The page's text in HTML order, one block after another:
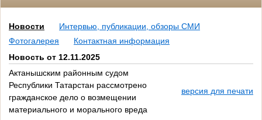
Новости
Интервью, публикации, обзоры СМИ
Фотогалерея
Контактная информация
Новость от 12.11.2025
Актанышским районным судом
Республики Татарстан рассмотрено
гражданское дело о возмещении
материального и морального вреда
версия для печати